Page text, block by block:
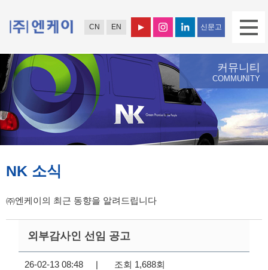
CN EN 신문고
커뮤니티
COMMUNITY
NK 소식
㈜엔케이의 최근 동향을 알려드립니다
외부감사인 선임 공고
26-02-13 08:48 | 조회 1,688회